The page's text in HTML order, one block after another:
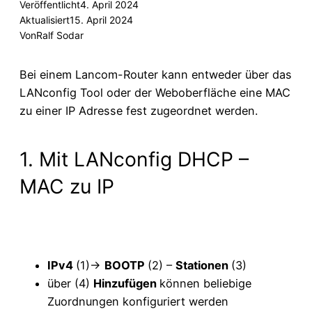
Veröffentlicht4. April 2024
Aktualisiert15. April 2024
VonRalf Sodar
Bei einem Lancom-Router kann entweder über das
LANconfig Tool oder der Weboberfläche eine MAC
zu einer IP Adresse fest zugeordnet werden.
1. Mit LANconfig DHCP –
MAC zu IP
IPv4 (1)-> BOOTP (2) – Stationen (3)
über (4) Hinzufügen können beliebige
Zuordnungen konfiguriert werden